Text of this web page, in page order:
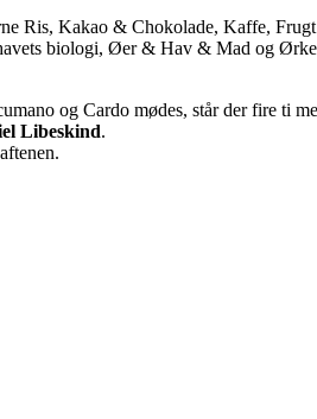
Ris, Kakao & Chokolade, Kaffe,
biologi, Øer & Hav & Mad og
og Cardo mødes, står der fire ti
Libeskind.